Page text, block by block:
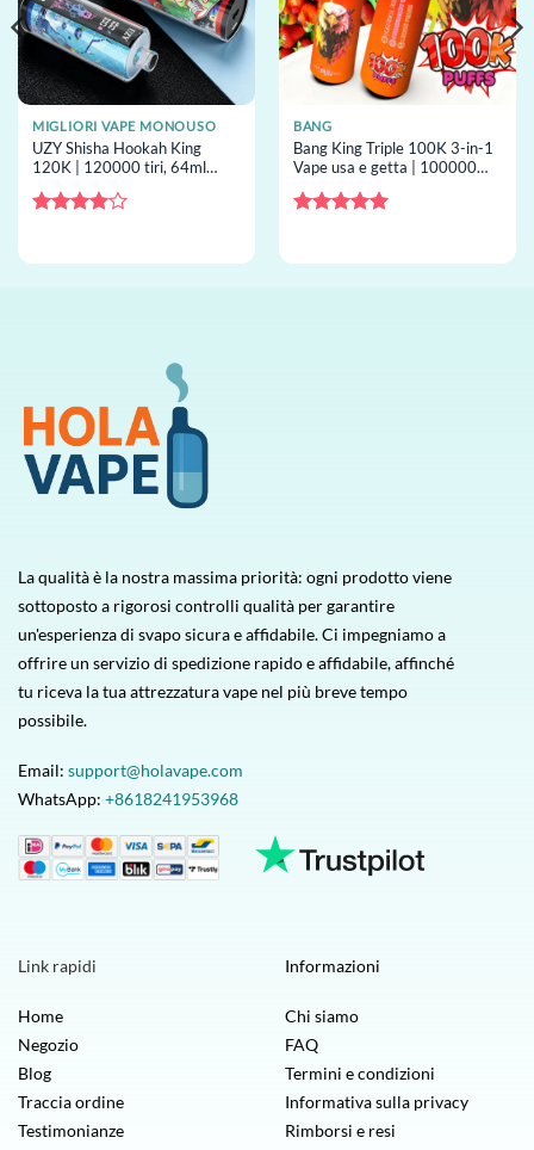
MIGLIORI VAPE MONOUSO
UZY Shisha Hookah King
120K | 120000 tiri, 64ml
vape usa e getta all’ingrosso
BANG
Bang King Triple 100K 3-in-1
Vape usa e getta | 100000
all’ingrosso
La qualità è la nostra massima priorità: ogni prodotto viene
sottoposto a rigorosi controlli qualità per garantire
un'esperienza di svapo sicura e affidabile. Ci impegniamo a
offrire un servizio di spedizione rapido e affidabile, affinché
tu riceva la tua attrezzatura vape nel più breve tempo
possibile.
Email: support@holavape.com
WhatsApp: +8618241953968
Link rapidi
Home
Negozio
Blog
Traccia ordine
Testimonianze
Informazioni
Chi siamo
FAQ
Termini e condizioni
Informativa sulla privacy
Rimborsi e resi